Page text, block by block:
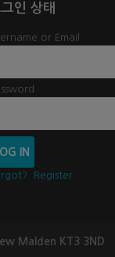
인 상태
or Email
Register
Malden KT3 3ND